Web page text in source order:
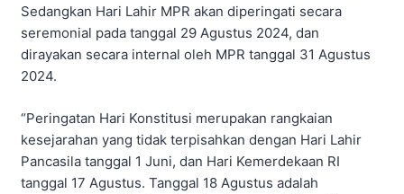
Sedangkan Hari Lahir MPR akan diperingati secara
seremonial pada tanggal 29 Agustus 2024, dan
dirayakan secara internal oleh MPR tanggal 31 Agustus
2024.
“Peringatan Hari Konstitusi merupakan rangkaian
kesejarahan yang tidak terpisahkan dengan Hari Lahir
Pancasila tanggal 1 Juni, dan Hari Kemerdekaan RI
tanggal 17 Agustus. Tanggal 18 Agustus adalah